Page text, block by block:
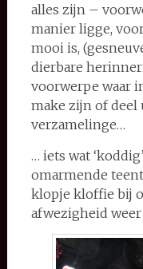
alles zijn –
manier ligge,
mooi is,
dierbare
voorwerpe waar
make zijn of deel
verzamelinge…
… iets wat
omarmende
klopje kloffie bij
afwezigheid